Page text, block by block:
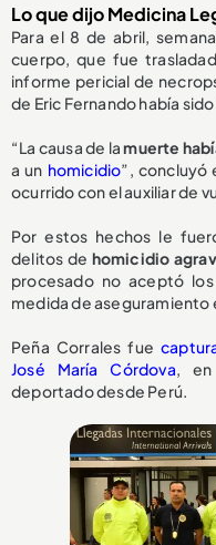
Lo que dijo Medicina
Para el 8 de abril,
cuerpo, que fue
informe pericial de
de Eric Fernando había sido
“La causa de lamuerte
a un homicidio”, concluyó
ocurrido con el auxiliar de
Por estos hechos le
delitos de homicidio
procesado no aceptó
medida de aseguramiento
Peña Corrales fue
José María Córdova, en
deportado desde Perú.